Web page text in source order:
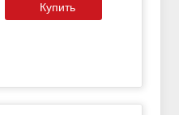
Купить